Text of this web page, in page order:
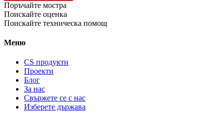
Поръчайте мостра
Поискайте оценка
Поискайте техническа помощ
Меню
CS продукти
Проекти
Блог
За нас
Свържете се с нас
Изберете държава